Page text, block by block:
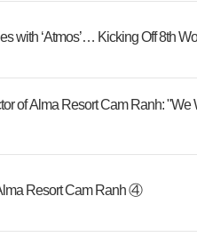
with ‘Atmos’… Kicking Off 8th
of Alma Resort Cam Ranh: "We
Resort Cam Ranh ④